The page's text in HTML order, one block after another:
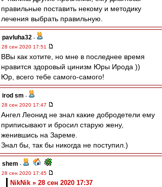
правильные поставить некому и методику
лечения выбрать правильную.
pavluha32 -
28 сен 2020 17:51
ВВы как хотите, но мне в последнее время
нравится здоровый цинизм Юры Ирода ))
Юр, всего тебе самого-самого!
irod sm -
28 сен 2020 17:47
Ангел Леонид не знал какие добродетели ему
приписывают и бросил старую жену,
женившись на Зареме.
Знал бы, так бы никогда не поступил.)
shem -
28 сен 2020 17:45
NikNik » 28 сен 2020 17:37